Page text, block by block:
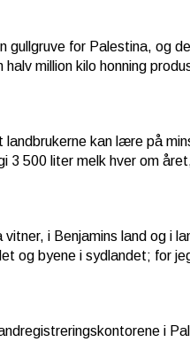
for Palestina, og
million kilo honning
kan lære på
3 500 liter melk hver om
i Benjamins land og i
og byene i sydlandet; for
i